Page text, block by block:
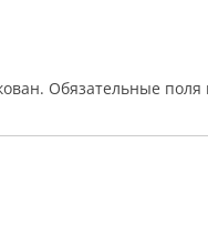
Обязательные